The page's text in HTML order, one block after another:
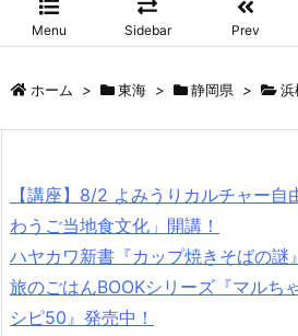
Menu Sidebar Prev
ホーム > 東海 > 静岡県 > 浜
【講座】8/2 よみうりカルチャー自
わうご当地食文化」開講！
ハヤカワ新書『カップ焼きそばの謎
旅のごはんBOOKシリーズ『マルち
シピ50』発売中！